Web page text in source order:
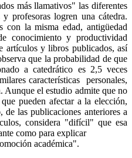
más llamativos" las diferentes
profesoras logren una cátedra.
con la misma edad, antigüedad
conocimiento y productividad
artículos y libros publicados, así
que la probabilidad de que
a catedrático es 2,5 veces
características personales,
el estudio admite que no
pueden afectar a la elección,
de las publicaciones anteriores a
considera "difícil" que esa
como para explicar
académica".